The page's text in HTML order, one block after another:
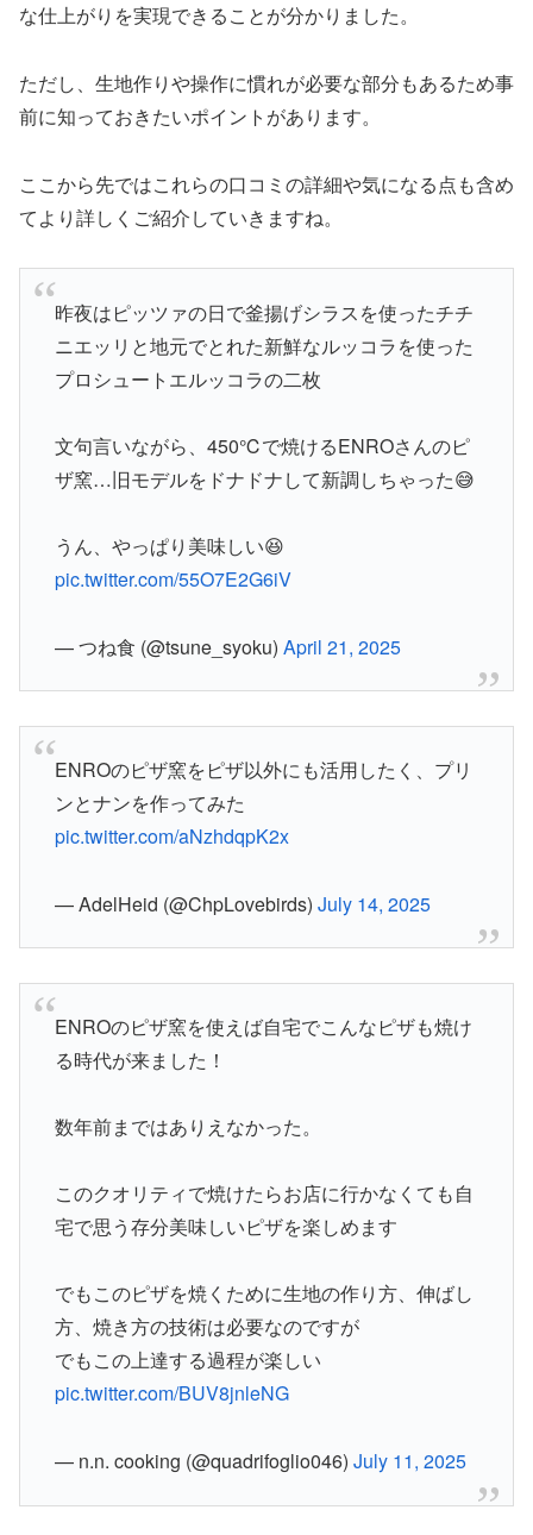
な仕上がりを実現できることが分かりました。
ただし、生地作りや操作に慣れが必要な部分もあるため事
前に知っておきたいポイントがあります。
ここから先ではこれらの口コミの詳細や気になる点も含め
てより詳しくご紹介していきますね。
昨夜はピッツァの日で釜揚げシラスを使ったチチ
ニエッリと地元でとれた新鮮なルッコラを使った
プロシュートエルッコラの二枚
文句言いながら、450℃で焼けるENROさんのピ
ザ窯…旧モデルをドナドナして新調しちゃった😅
うん、やっぱり美味しい😆
pic.twitter.com/55O7E2G6iV
— つね食 (@tsune_syoku) April 21, 2025
ENROのピザ窯をピザ以外にも活用したく、プリ
ンとナンを作ってみた
pic.twitter.com/aNzhdqpK2x
— AdelHeid (@ChpLovebirds) July 14, 2025
ENROのピザ窯を使えば自宅でこんなピザも焼け
る時代が来ました！
数年前まではありえなかった。
このクオリティで焼けたらお店に行かなくても自
宅で思う存分美味しいピザを楽しめます
でもこのピザを焼くために生地の作り方、伸ばし
方、焼き方の技術は必要なのですが
でもこの上達する過程が楽しい
pic.twitter.com/BUV8jnleNG
— n.n. cooking (@quadrifoglio046) July 11, 2025